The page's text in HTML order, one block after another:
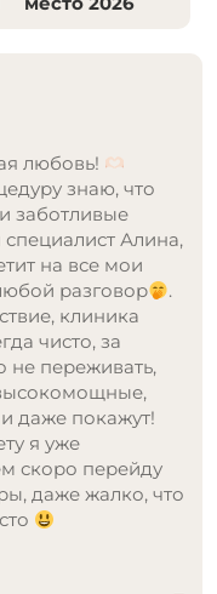
любовь!
знаю, что
заботливые
Алина,
на все мои
разговор
.
клиника
чисто, за
не переживать,
даже покажут!
я уже
скоро перейду
даже жалко, что